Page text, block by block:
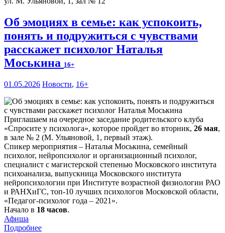
Об эмоциях в семье: как успокоить,
понять и подружиться с чувствами
расскажет психолог Наталья
Моськина 16+
01.05.2026 Новости, 16+
Приглашаем на очередное заседание родительского клуба
«Спросите у психолога», которое пройдет во вторник, 26 мая,
в зале № 2 (М. Ульяновой, 1, первый этаж).
Спикер мероприятия – Наталья Моськина, семейный
психолог, нейропсихолог и организационный психолог,
специалист с магистерской степенью Московского института
психоанализа, выпускница Московского института
нейропсихологии при Институте возрастной физиологии РАО
и РАНХиГС, топ-10 лучших психологов Московской области,
«Педагог-психолог года – 2021».
Начало в 18 часов.
Афиша
Подробнее